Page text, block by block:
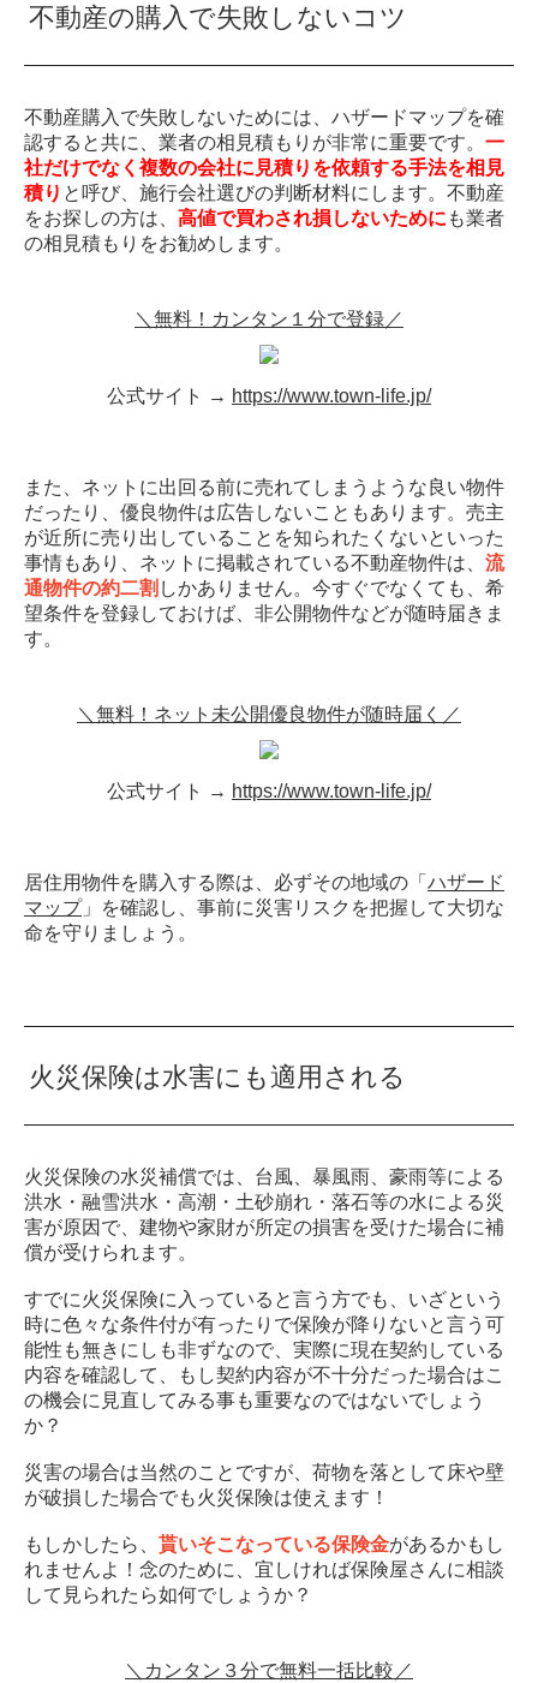
不動産の購入で失敗しないコツ
不動産購入で失敗しないためには、ハザードマップを確
認すると共に、業者の相見積もりが非常に重要です。 一
社だけでなく複数の会社に見積りを依頼する手法を相見
積り と呼び、施行会社選びの判断材料にします。不動産
をお探しの方は、 高値で買わされ損しないために も業者
の相見積もりをお勧めします。
＼無料！カンタン１分で登録／
公式サイト → https://www.town-life.jp/
また、ネットに出回る前に売れてしまうような良い物件
だったり、優良物件は広告しないこともあります。売主
が近所に売り出していることを知られたくないといった
事情もあり、ネットに掲載されている不動産物件は、 流
通物件の約二割 しかありません。今すぐでなくても、希
望条件を登録しておけば、非公開物件などが随時届きま
す。
＼無料！ネット未公開優良物件が随時届く／
公式サイト → https://www.town-life.jp/
居住用物件を購入する際は、必ずその地域の「 ハザード
マップ」を確認し、事前に災害リスクを把握して大切な
命を守りましょう。
火災保険は水害にも適用される
火災保険の水災補償では、台風、暴風雨、豪雨等による
洪水・融雪洪水・高潮・土砂崩れ・落石等の水による災
害が原因で、建物や家財が所定の損害を受けた場合に補
償が受けられます。
すでに火災保険に入っていると言う方でも、いざという
時に色々な条件付が有ったりで保険が降りないと言う可
能性も無きにしも非ずなので、実際に現在契約している
内容を確認して、もし契約内容が不十分だった場合はこ
の機会に見直してみる事も重要なのではないでしょう
か？
災害の場合は当然のことですが、荷物を落として床や壁
が破損した場合でも火災保険は使えます！
もしかしたら、 貰いそこなっている保険金があるかもし
れませんよ！念のために、宜しければ保険屋さんに相談
して見られたら如何でしょうか？
＼カンタン３分で無料一括比較／